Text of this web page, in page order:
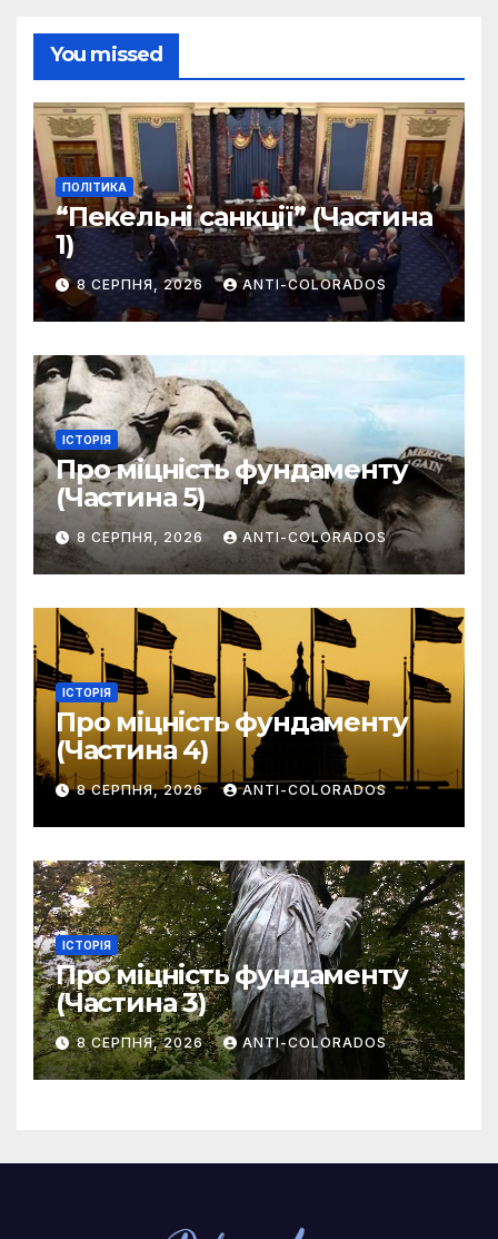
You missed
ПОЛІТИКА
“Пекельні санкції” (Частина
1)
8 СЕРПНЯ, 2026 ANTI-COLORADOS
ІСТОРІЯ
Про міцність фундаменту
(Частина 5)
8 СЕРПНЯ, 2026 ANTI-COLORADOS
ІСТОРІЯ
Про міцність фундаменту
(Частина 4)
8 СЕРПНЯ, 2026 ANTI-COLORADOS
ІСТОРІЯ
Про міцність фундаменту
(Частина 3)
8 СЕРПНЯ, 2026 ANTI-COLORADOS